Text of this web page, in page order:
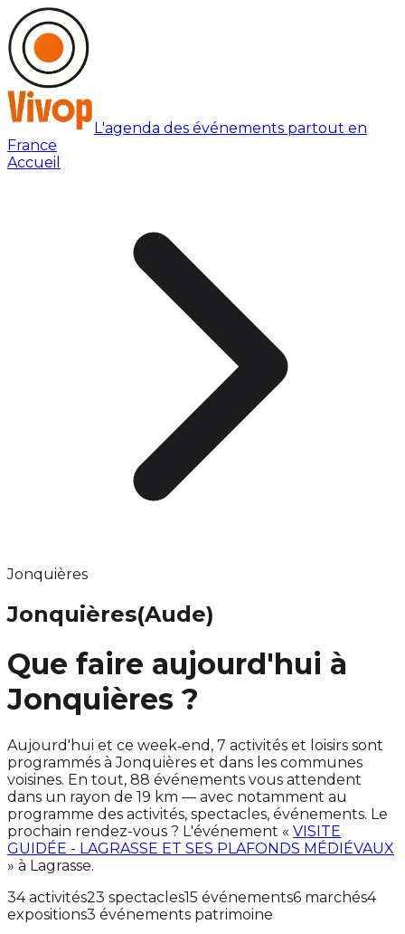
L'agenda des événements partout en
France
Accueil
Jonquières
Jonquières(Aude)
Que faire aujourd'hui à
Jonquières ?
Aujourd'hui et ce week‑end, 7 activités et loisirs sont
programmés à Jonquières et dans les communes
voisines. En tout, 88 événements vous attendent
dans un rayon de 19 km — avec notamment au
programme des activités, spectacles, événements. Le
prochain rendez-vous ? L'événement « VISITE
GUIDÉE - LAGRASSE ET SES PLAFONDS MÉDIÉVAUX
» à Lagrasse.
34 activités23 spectacles15 événements6 marchés4
expositions3 événements patrimoine